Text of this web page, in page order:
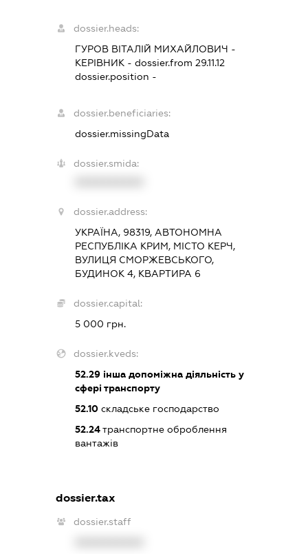
dossier.heads:
ГУРОВ ВІТАЛІЙ МИХАЙЛОВИЧ -
КЕРІВНИК- dossier.from 29.11.12
dossier.position -
dossier.beneficiaries:
dossier.missingData
dossier.smida:
dossier.address:
УКРАЇНА, 98319, АВТОНОМНА
РЕСПУБЛІКА КРИМ, МІСТО КЕРЧ,
ВУЛИЦЯ СМОРЖЕВСЬКОГО,
БУДИНОК 4, КВАРТИРА 6
dossier.capital:
5 000 грн.
dossier.kveds:
52.29інша допоміжна діяльність у
сфері транспорту
52.10складське господарство
52.24транспортне оброблення
вантажів
dossier.tax
dossier.staff